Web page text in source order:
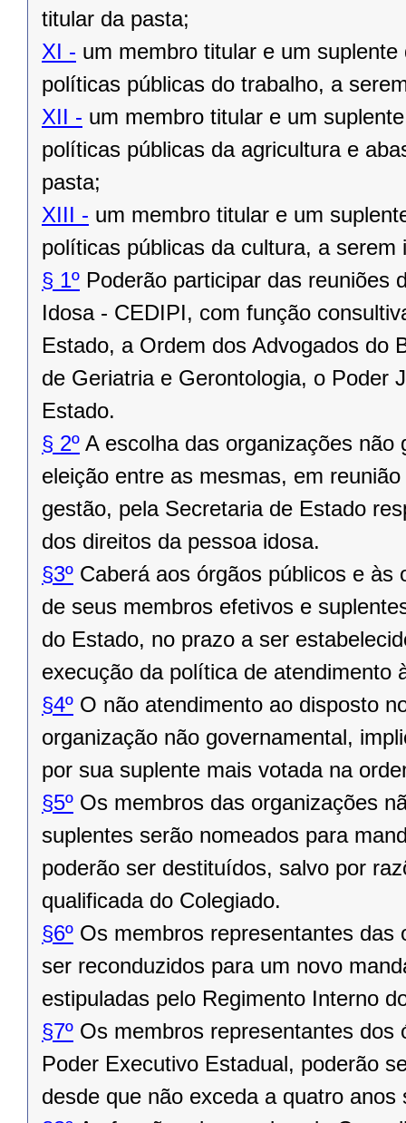
titular da pasta;
XI - um membro titular e um
políticas públicas do trabalho, a
XII - um membro titular e um
políticas públicas da agricultura e
pasta;
XIII - um membro titular e um
políticas públicas da cultura, a
§ 1º Poderão participar das reuniões
Idosa - CEDIPI, com função
Estado, a Ordem dos Advogados do
de Geriatria e Gerontologia, o Poder
Estado.
§ 2º A escolha das organizações
eleição entre as mesmas, em
gestão, pela Secretaria de Estado
dos direitos da pessoa idosa.
§3º Caberá aos órgãos públicos e às
de seus membros efetivos e
do Estado, no prazo a ser
execução da política de atendimento
§4º O não atendimento ao disposto
organização não governamental,
por sua suplente mais votada na
§5º Os membros das organizações
suplentes serão nomeados para
poderão ser destituídos, salvo por
qualificada do Colegiado.
§6º Os membros representantes das
ser reconduzidos para um novo
estipuladas pelo Regimento Interno
§7º Os membros representantes dos
Poder Executivo Estadual, poderão
desde que não exceda a quatro anos